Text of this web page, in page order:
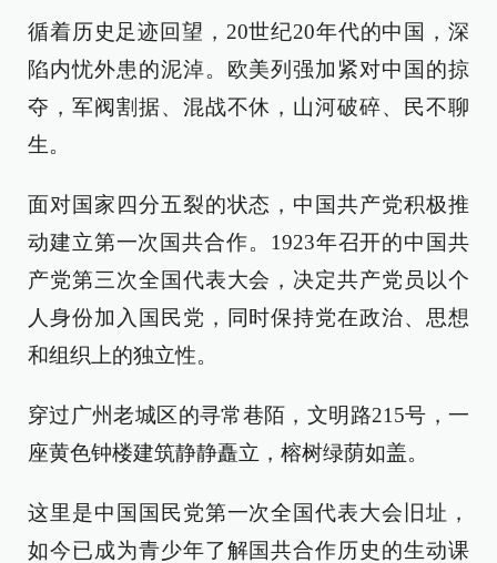
循着历史足迹回望，20世纪20年代的中国，深
陷内忧外患的泥淖。欧美列强加紧对中国的掠
夺，军阀割据、混战不休，山河破碎、民不聊
生。
面对国家四分五裂的状态，中国共产党积极推
动建立第一次国共合作。1923年召开的中国共
产党第三次全国代表大会，决定共产党员以个
人身份加入国民党，同时保持党在政治、思想
和组织上的独立性。
穿过广州老城区的寻常巷陌，文明路215号，一
座黄色钟楼建筑静静矗立，榕树绿荫如盖。
这里是中国国民党第一次全国代表大会旧址，
如今已成为青少年了解国共合作历史的生动课